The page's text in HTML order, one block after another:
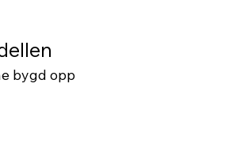
bygd opp